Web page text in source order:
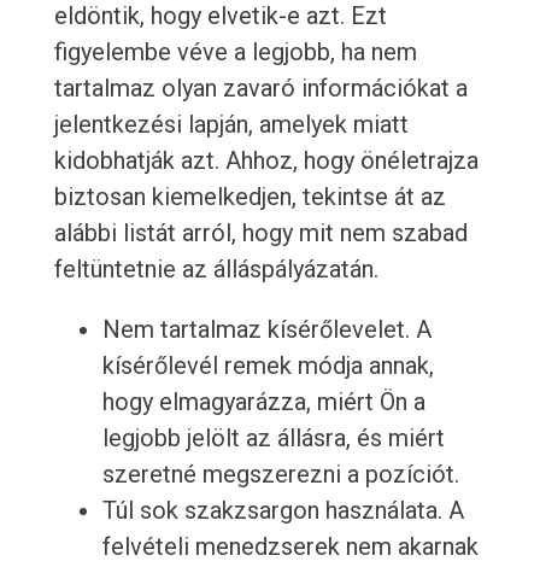
eldöntik, hogy elvetik-e azt. Ezt
figyelembe véve a legjobb, ha nem
tartalmaz olyan zavaró információkat a
jelentkezési lapján, amelyek miatt
kidobhatják azt. Ahhoz, hogy önéletrajza
biztosan kiemelkedjen, tekintse át az
alábbi listát arról, hogy mit nem szabad
feltüntetnie az álláspályázatán.
Nem tartalmaz kísérőlevelet. A
kísérőlevél remek módja annak,
hogy elmagyarázza, miért Ön a
legjobb jelölt az állásra, és miért
szeretné megszerezni a pozíciót.
Túl sok szakzsargon használata. A
felvételi menedzserek nem akarnak